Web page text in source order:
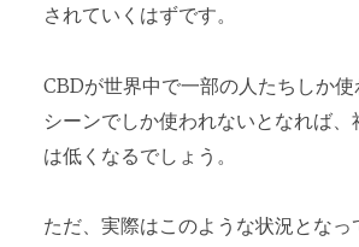
されていくはずです。
CBDが世界中で一部の人たちしか
シーンでしか使われないとなれば
は低くなるでしょう。
ただ、実際はこのような状況となっ